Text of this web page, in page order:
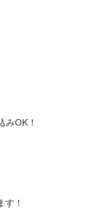
みOK！
！